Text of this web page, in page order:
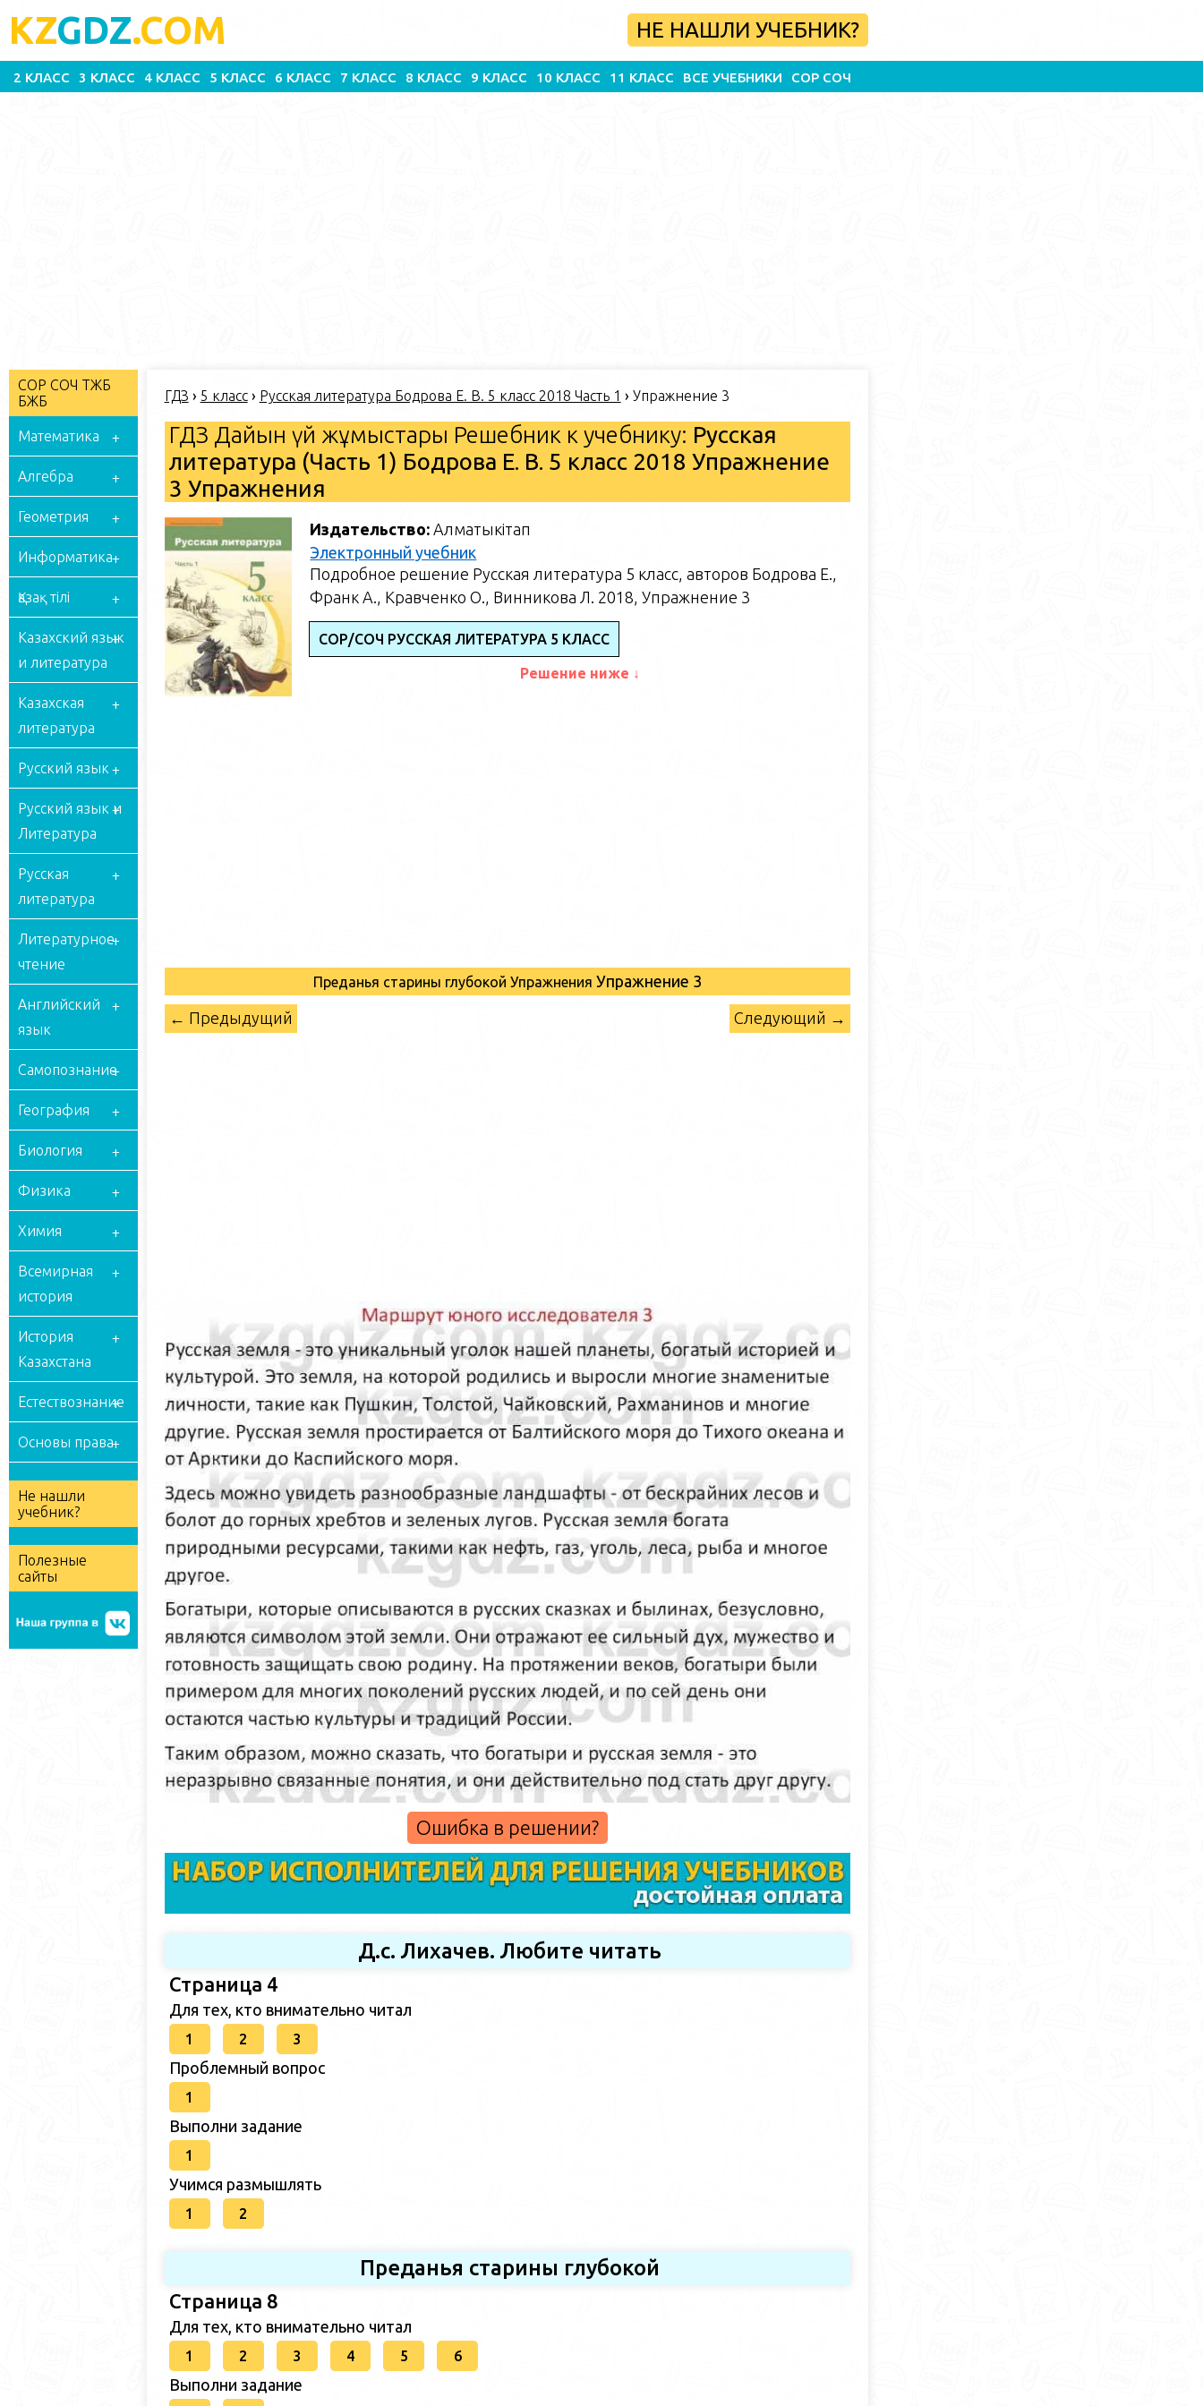
KZGDZ.COM НЕ НАШЛИ УЧЕБНИК?
2 КЛАСС 3 КЛАСС 4 КЛАСС 5 КЛАСС 6 КЛАСС 7 КЛАСС 8 КЛАСС 9 КЛАСС 10 КЛАСС 11 КЛАСС ВСЕ УЧЕБНИКИ СОР СОЧ
СОР СОЧ ТЖБ
БЖБ
Математика
Алгебра
Геометрия
Информатика
Қазақ тілі
Казахский язык
и литература
Казахская
литература
Русский язык
Русский язык и
Литература
Русская
литература
Литературное
чтение
Английский
язык
Самопознание
География
Биология
Физика
Химия
Всемирная
история
История
Казахстана
Естествознание
Основы права
Не нашли
учебник?
Полезные
сайты
ГДЗ › 5 класс› Русская литература Бодрова Е. В. 5 класс 2018 Часть 1 › Упражнение 3
ГДЗ Дайын үй жұмыстары Решебник к учебнику: Русская
литература (Часть 1) Бодрова Е. В. 5 класс 2018 Упражнение
3 Упражнения
Издательство:Алматыкітап
Электронный учебник
Подробное решение Русская литература 5 класс, авторов Бодрова Е.,
Франк А., Кравченко О., Винникова Л. 2018, Упражнение 3
СОР/СОЧ РУССКАЯ ЛИТЕРАТУРА 5 КЛАСС
Решение ниже ↓
Преданья старины глубокой Упражнения Упражнение 3
← Предыдущий Следующий →
Ошибка в решении?
Д.с. Лихачев. Любите читать
Страница 4
Для тех, кто внимательно читал
1 2 3
Проблемный вопрос
1
Выполни задание
1
Учимся размышлять
1 2
Преданья старины глубокой
Страница 8
Для тех, кто внимательно читал
1 2 3 4 5 6
Выполни задание